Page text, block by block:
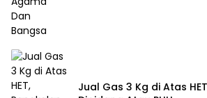
Jual Gas 3 Kg di Atas